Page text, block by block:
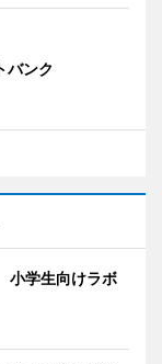
バンク
小学生向けラボ